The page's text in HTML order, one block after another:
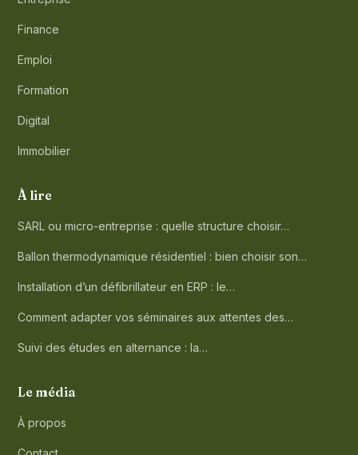
Finance
Emploi
Formation
Digital
Immobilier
À lire
SARL ou micro-entreprise : quelle structure choisir…
Ballon thermodynamique résidentiel : bien choisir son…
Installation d’un défibrillateur en ERP : le…
Comment adapter vos séminaires aux attentes des…
Suivi des études en alternance : la…
Le média
À propos